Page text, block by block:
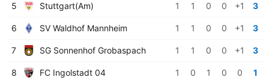
5 Stuttgart(Am) 1 1 0 0 +1 3
6 SV Waldhof Mannheim 1 1 0 0 +1 3
7 SG Sonnenhof Grobaspach 1 1 0 0 +1 3
8 FC Ingolstadt 04 1 0 1 0 0 1